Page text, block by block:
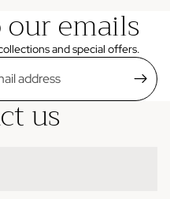
emails
and special offers.
us